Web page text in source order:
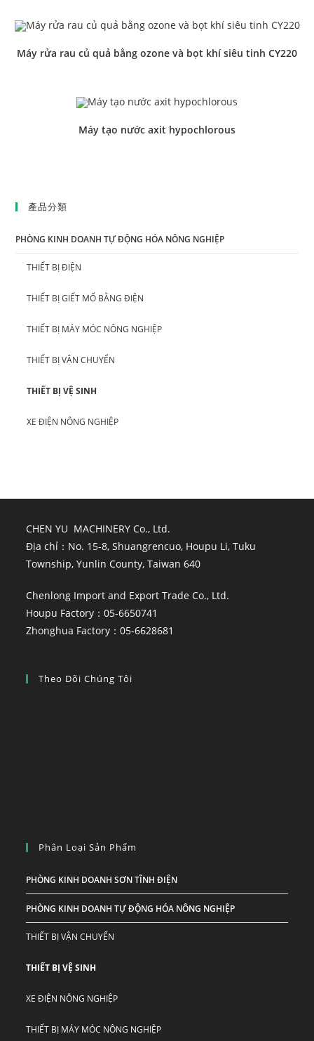
Máy rửa rau củ quả bằng ozone và bọt khí siêu tinh CY220
Máy tạo nước axit hypochlorous
產品分類
PHÒNG KINH DOANH TỰ ĐỘNG HÓA NÔNG NGHIỆP
THIẾT BỊ ĐIỆN
THIẾT BỊ GIẾT MỔ BẰNG ĐIỆN
THIẾT BỊ MÁY MÓC NÔNG NGHIỆP
THIẾT BỊ VẬN CHUYỂN
THIẾT BỊ VỆ SINH
XE ĐIỆN NÔNG NGHIỆP
CHEN YU MACHINERY Co., Ltd.
Địa chỉ：No. 15-8, Shuangrencuo, Houpu Li, Tuku
Township, Yunlin County, Taiwan 640
Chenlong Import and Export Trade Co., Ltd.
Houpu Factory：05-6650741
Zhonghua Factory：05-6628681
Theo Dõi Chúng Tôi
Phân Loại Sản Phẩm
PHÒNG KINH DOANH SƠN TĨNH ĐIỆN
PHÒNG KINH DOANH TỰ ĐỘNG HÓA NÔNG NGHIỆP
THIẾT BỊ VẬN CHUYỂN
THIẾT BỊ VỆ SINH
XE ĐIỆN NÔNG NGHIỆP
THIẾT BỊ MÁY MÓC NÔNG NGHIỆP